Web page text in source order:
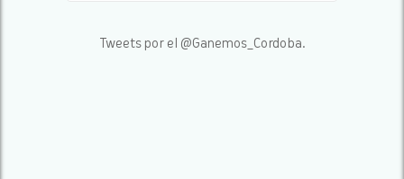
Tweets por el @Ganemos_Cordoba.